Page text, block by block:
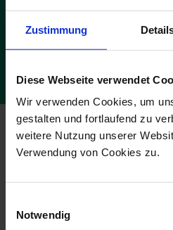
Zustimmung
Diese Webseite verwendet
Wir verwenden Cookies, um
gestalten und fortlaufend zu
weitere Nutzung unserer
Verwendung von Cookies zu.
Notwendig
Datenschutz.
Wir sind für Sie da!